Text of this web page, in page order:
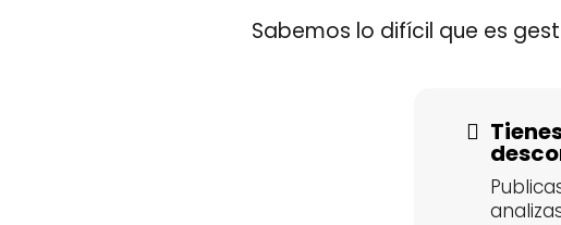
Sabemos lo difícil que es